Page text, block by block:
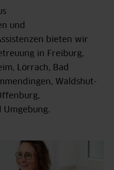
psychischer Belastungen
(BEM)
und
bieten wir
in Freiburg,
Lörrach, Bad
Waldshut-
Umgebung.